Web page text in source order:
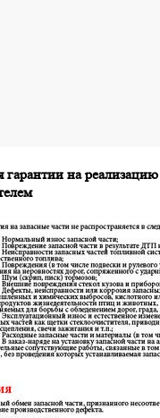
гарантии на